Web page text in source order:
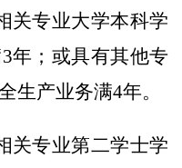
关专业大学本科学
3年；或具有其他专
生产业务满4年。
关专业第二学士学